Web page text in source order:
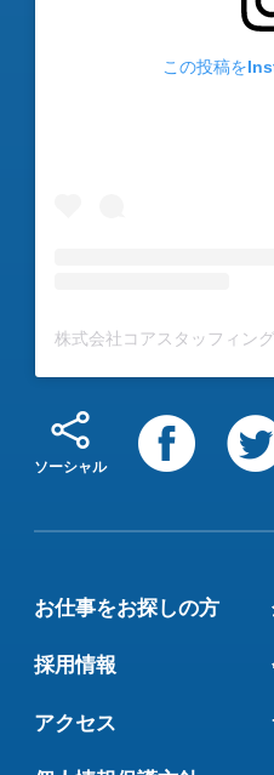
この投稿を
ソーシャル
お仕事をお探しの方
採用情報
アクセス